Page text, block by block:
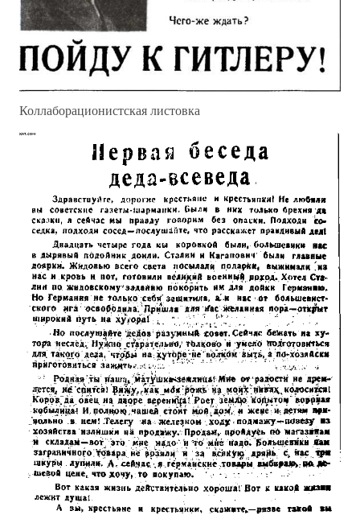
Коллаборационистская листовка